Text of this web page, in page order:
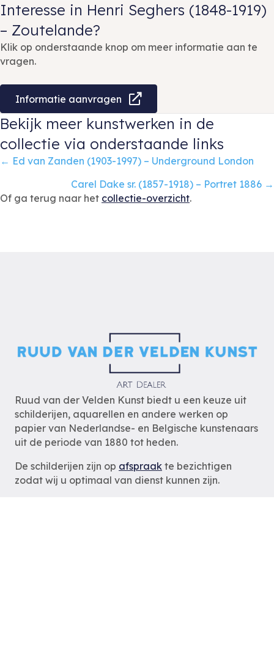
Interesse in Henri Seghers (1848-1919)
– Zoutelande?
Klik op onderstaande knop om meer informatie aan te
vragen.
Informatie aanvragen
Bekijk meer kunstwerken in de
collectie via onderstaande links
Posts
navigation
← Ed van Zanden (1903-1997) – Underground London
Carel Dake sr. (1857-1918) – Portret 1886 →
Of ga terug naar het collectie-overzicht.
Ruud van der Velden Kunst biedt u een keuze uit
schilderijen, aquarellen en andere werken op
papier van Nederlandse- en Belgische kunstenaars
uit de periode van 1880 tot heden.
De schilderijen zijn op afspraak te bezichtigen
zodat wij u optimaal van dienst kunnen zijn.